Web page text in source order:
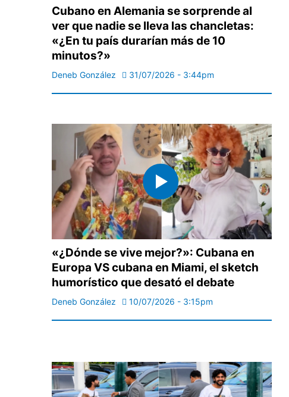
Cubano en Alemania se sorprende al
ver que nadie se lleva las chancletas:
«¿En tu país durarían más de 10
minutos?»
Deneb González 31/07/2026 - 3:44pm
«¿Dónde se vive mejor?»: Cubana en
Europa VS cubana en Miami, el sketch
humorístico que desató el debate
Deneb González 10/07/2026 - 3:15pm